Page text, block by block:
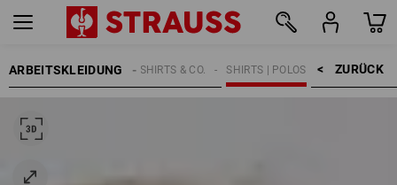
ARBEITSKLEIDUNG ZURÜCK    >
SHIRTS | POLOS
SHIRTS & CO.
KINDER